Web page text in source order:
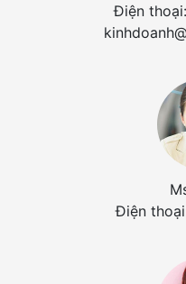
Điện
Điện